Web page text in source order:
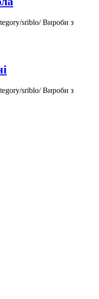
sriblo/Вироби з
sriblo/Вироби з